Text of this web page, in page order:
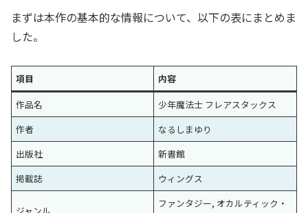
まずは本作の基本的な情報について、以下の表にまとめま
した。
項目
内容
作品名
少年魔法士 フレアスタックス
作者
なるしまゆり
出版社
新書館
掲載誌
ウィングス
ファンタジー, オカルティック・